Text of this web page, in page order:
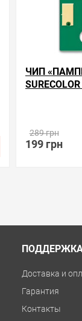
ЧИП
289 грн
199 грн
Доставка и
Гарантия
Контакты